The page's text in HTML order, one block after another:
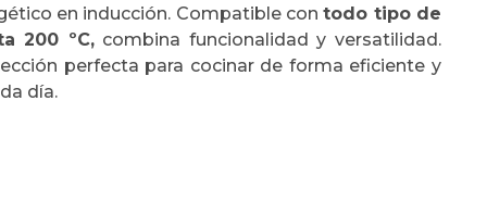
en inducción. Compatible contodo tipo de
200 ºC,combina funcionalidad y versatilidad.
perfecta para cocinar de forma eficiente y
día.